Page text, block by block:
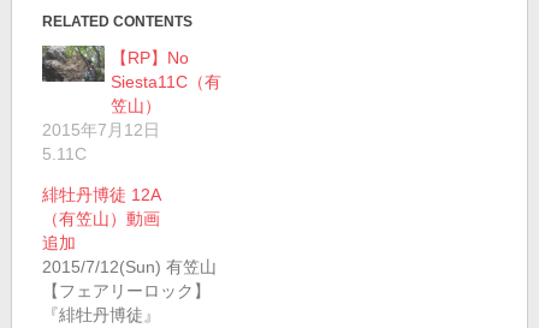
RELATED CONTENTS
【RP】No
Siesta11C（有
笠山）
2015年7月12日
5.11C
緋牡丹博徒 12A
（有笠山）動画
追加
2015/7/12(Sun) 有笠山
【フェアリーロック】
『緋牡丹博徒』